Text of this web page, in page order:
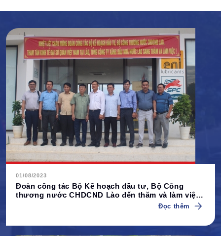
01/08/2023
Đoàn công tác Bộ Kế hoạch đầu tư, Bộ Công
thương nước CHDCND Lào đến thăm và làm việc
Đọc thêm